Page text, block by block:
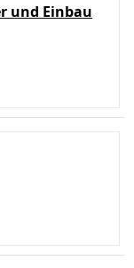
und Einbau